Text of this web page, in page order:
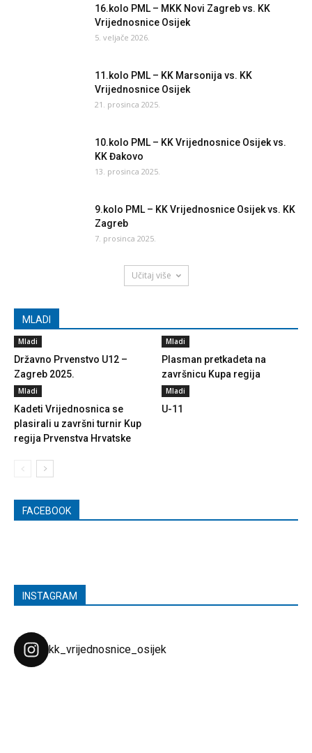
16.kolo PML – MKK Novi Zagreb vs. KK
Vrijednosnice Osijek
5. veljače 2026.
11.kolo PML – KK Marsonija vs. KK
Vrijednosnice Osijek
21. prosinca 2025.
10.kolo PML – KK Vrijednosnice Osijek vs.
KK Đakovo
13. prosinca 2025.
9.kolo PML – KK Vrijednosnice Osijek vs. KK
Zagreb
7. prosinca 2025.
Učitaj više
MLADI
Mladi
Državno Prvenstvo U12 –
Zagreb 2025.
Mladi
Plasman pretkadeta na
završnicu Kupa regija
Mladi
Kadeti Vrijednosnica se
plasirali u završni turnir Kup
regija Prvenstva Hrvatske
Mladi
U-11
FACEBOOK
INSTAGRAM
kk_vrijednosnice_osijek